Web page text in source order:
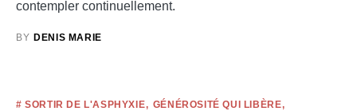
contempler continuellement.
BY DENIS MARIE
# SORTIR DE L'ASPHYXIE
GÉNÉROSITÉ QUI LIBÈRE